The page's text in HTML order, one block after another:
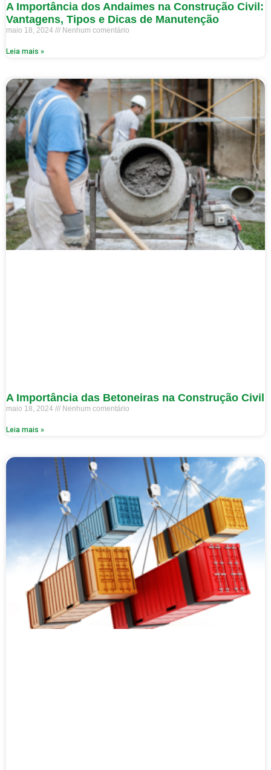
A Importância dos Andaimes na Construção Civil:
Vantagens, Tipos e Dicas de Manutenção
maio 18, 2024 Nenhum comentário
Leia mais »
A Importância das Betoneiras na Construção Civil
maio 18, 2024 Nenhum comentário
Leia mais »